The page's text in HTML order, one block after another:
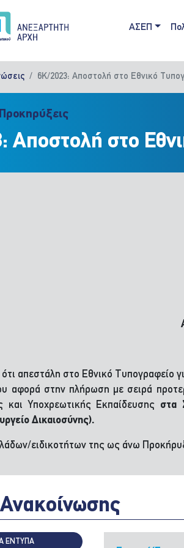
Main
ΑΣΕΠ
6Κ/2023: Αποστολή στο Εθνικό
Αποστολή στο
ότι απεστάλη στο Εθνικό Τυπογραφείο
αφορά στην πλήρωση με σειρά
και Υποχρεωτικής Εκπαίδευσης στα
Δικαιοσύνης).
ειδικοτήτων της ως άνω
ΕΝΤΥΠΑ